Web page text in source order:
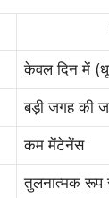
केवल दिन में
बड़ी जगह की
कम मेंटेनेंस
तुलनात्मक रूप